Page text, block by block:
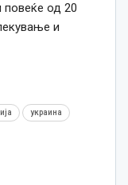
повеќе од 20
и
украина